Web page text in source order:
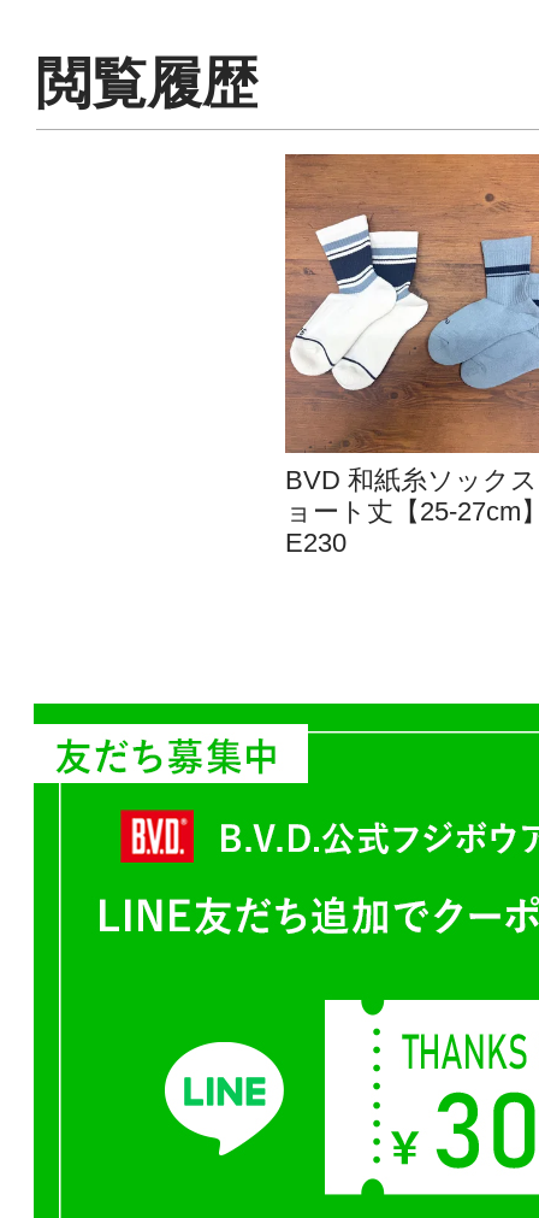
閲覧履歴
BVD 和紙糸ソック
ョート丈【25-27cm
E230